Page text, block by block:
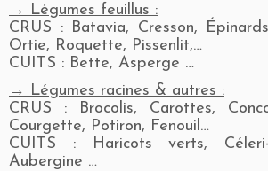
→ Légumes feuillus :
CRUS : Batavia, Cresson,
Ortie, Roquette, Pissenlit,…
CUITS : Bette, Asperge …
→ Légumes racines & autres :
CRUS : Brocolis, Carottes,
Courgette, Potiron, Fenouil…
CUITS : Haricots verts,
Aubergine …